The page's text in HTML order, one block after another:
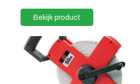
Bekijk product